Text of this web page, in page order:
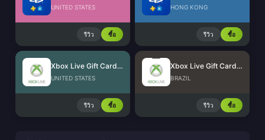
UNITED STATES
รีวิว ซื้อ
HONG KONG
รีวิว ซื้อ
Xbox Live Gift Card (US)
UNITED STATES
รีวิว ซื้อ
Xbox Live Gift Card (BR)
BRAZIL
รีวิว ซื้อ